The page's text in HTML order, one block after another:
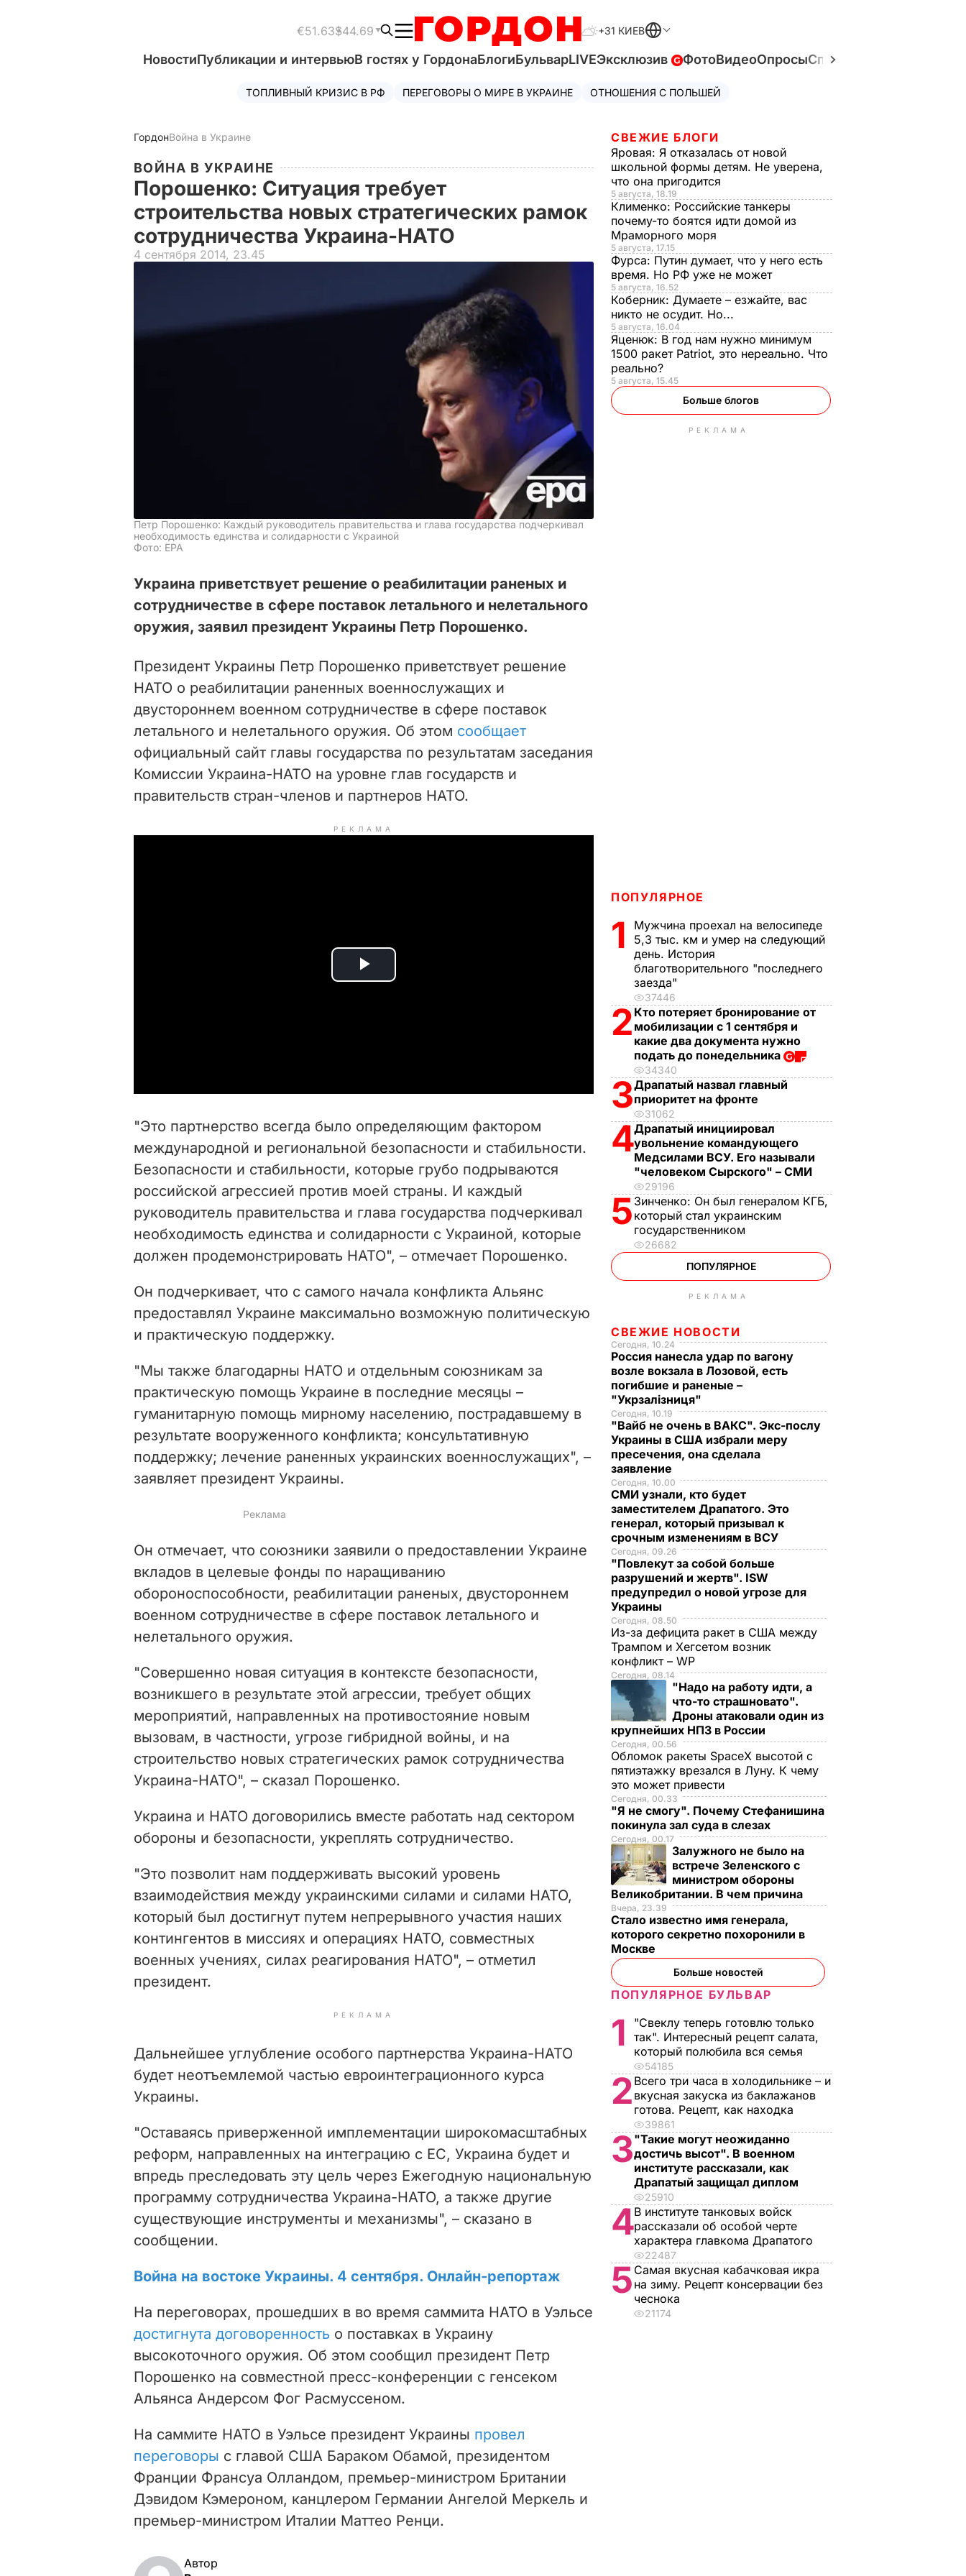
€51.63$44.69 +31 КИЕВ
НовостиПубликации и интервьюВ гостях у ГордонаБлогиБульварLIVEЭксклюзив ФотоВидеоОпросыСпецпроекты
ТОПЛИВНЫЙ КРИЗИС В РФ ПЕРЕГОВОРЫ О МИРЕ В УКРАИНЕ ОТНОШЕНИЯ С ПОЛЬШЕЙ
ГордонВойна в Украине
ВОЙНА В УКРАИНЕ
Порошенко: Ситуация требует
строительства новых стратегических рамок
сотрудничества Украина-НАТО
4 сентября 2014, 23.45
Петр Порошенко: Каждый руководитель правительства и глава государства подчеркивал
необходимость единства и солидарности с Украиной
Фото: EPA
Украина приветствует решение о реабилитации раненых и
сотрудничестве в сфере поставок летального и нелетального
оружия, заявил президент Украины Петр Порошенко.
Президент Украины Петр Порошенко приветствует решение
НАТО о реабилитации раненных военнослужащих и
двустороннем военном сотрудничестве в сфере поставок
летального и нелетального оружия. Об этом сообщает
официальный сайт главы государства по результатам заседания
Комиссии Украина-НАТО на уровне глав государств и
правительств стран-членов и партнеров НАТО.
РЕКЛАМА
P
i
d
e
o
"Это партнерство всегда было определяющим фактором
международной и региональной безопасности и стабильности.
Безопасности и стабильности, которые грубо подрываются
российской агрессией против моей страны. И каждый
руководитель правительства и глава государства подчеркивал
необходимость единства и солидарности с Украиной, которые
должен продемонстрировать НАТО", – отмечает Порошенко.
Он подчеркивает, что с самого начала конфликта Альянс
предоставлял Украине максимально возможную политическую
и практическую поддержку.
"Мы также благодарны НАТО и отдельным союзникам за
практическую помощь Украине в последние месяцы –
гуманитарную помощь мирному населению, пострадавшему в
результате вооруженного конфликта; консультативную
поддержку; лечение раненных украинских военнослужащих", –
заявляет президент Украины.
Он отмечает, что союзники заявили о предоставлении Украине
вкладов в целевые фонды по наращиванию
обороноспособности, реабилитации раненых, двустороннем
военном сотрудничестве в сфере поставок летального и
нелетального оружия.
"Совершенно новая ситуация в контексте безопасности,
возникшего в результате этой агрессии, требует общих
мероприятий, направленных на противостояние новым
вызовам, в частности, угрозе гибридной войны, и на
строительство новых стратегических рамок сотрудничества
Украина-НАТО", – сказал Порошенко.
Украина и НАТО договорились вместе работать над сектором
обороны и безопасности, укреплять сотрудничество.
"Это позволит нам поддерживать высокий уровень
взаимодействия между украинскими силами и силами НАТО,
который был достигнут путем непрерывного участия наших
контингентов в миссиях и операциях НАТО, совместных
военных учениях, силах реагирования НАТО", – отметил
президент.
РЕКЛАМА
Дальнейшее углубление особого партнерства Украина-НАТО
будет неотъемлемой частью евроинтеграционного курса
Украины.
"Оставаясь приверженной имплементации широкомасштабных
реформ, направленных на интеграцию с ЕС, Украина будет и
впредь преследовать эту цель через Ежегодную национальную
программу сотрудничества Украина-НАТО, а также другие
существующие инструменты и механизмы", – сказано в
сообщении.
Война на востоке Украины. 4 сентября. Онлайн-репортаж
На переговорах, прошедших в во время саммита НАТО в Уэльсе
достигнута договоренность о поставках в Украину
высокоточного оружия. Об этом сообщил президент Петр
Порошенко на совместной пресс-конференции с генсеком
Альянса Андерсом Фог Расмуссеном.
На саммите НАТО в Уэльсе президент Украины провел
переговоры с главой США Бараком Обамой, президентом
Франции Франсуа Олландом, премьер-министром Британии
Дэвидом Кэмероном, канцлером Германии Ангелой Меркель и
премьер-министром Италии Маттео Ренци.
Автор
СВЕЖИЕ БЛОГИ
Яровая: Я отказалась от новой
школьной формы детям. Не уверена,
что она пригодится
5 августа, 18.19
Клименко: Российские танкеры
почему-то боятся идти домой из
Мраморного моря
5 августа, 17.15
Фурса: Путин думает, что у него есть
время. Но РФ уже не может
5 августа, 16.52
Коберник: Думаете – езжайте, вас
никто не осудит. Но...
5 августа, 16.04
Яценюк: В год нам нужно минимум
1500 ракет Patriot, это нереально. Что
реально?
5 августа, 15.45
Больше блогов
РЕКЛАМА
ПОПУЛЯРНОЕ
1
Мужчина проехал на велосипеде
5,3 тыс. км и умер на следующий
день. История
благотворительного "последнего
заезда"
37446
2 Кто потеряет бронирование от
мобилизации с 1 сентября и
какие два документа нужно
подать до понедельника
34340
3Драпатый назвал главный
приоритет на фронте
31062
4Драпатый инициировал
увольнение командующего
Медсилами ВСУ. Его называли
"человеком Сырского" – СМИ
29196
5 Зинченко: Он был генералом КГБ,
который стал украинским
государственником
26682
ПОПУЛЯРНОЕ
РЕКЛАМА
СВЕЖИЕ НОВОСТИ
Сегодня, 10.24
Россия нанесла удар по вагону
возле вокзала в Лозовой, есть
погибшие и раненые –
"Укрзалізниця"
Сегодня, 10.19
"Вайб не очень в ВАКС". Экс-послу
Украины в США избрали меру
пресечения, она сделала
заявление
Сегодня, 10.00
СМИ узнали, кто будет
заместителем Драпатого. Это
генерал, который призывал к
срочным изменениям в ВСУ
Сегодня, 09.26
"Повлекут за собой больше
разрушений и жертв". ISW
предупредил о новой угрозе для
Украины
Сегодня, 08.50
Из-за дефицита ракет в США между
Трампом и Хегсетом возник
конфликт – WP
Сегодня, 08.14
"Надо на работу идти, а
что-то страшновато".
Дроны атаковали один из
крупнейших НПЗ в России
Сегодня, 00.56
Обломок ракеты SpaceX высотой с
пятиэтажку врезался в Луну. К чему
это может привести
Сегодня, 00.33
"Я не смогу". Почему Стефанишина
покинула зал суда в слезах
Сегодня, 00.17
Залужного не было на
встрече Зеленского с
министром обороны
Великобритании. В чем причина
Вчера, 23.39
Стало известно имя генерала,
которого секретно похоронили в
Москве
Больше новостей
ПОПУЛЯРНОЕ БУЛЬВАР
1
"Свеклу теперь готовлю только
так". Интересный рецепт салата,
который полюбила вся семья
54185
2 Всего три часа в холодильнике – и
вкусная закуска из баклажанов
готова. Рецепт, как находка
39861
3"Такие могут неожиданно
достичь высот". В военном
институте рассказали, как
Драпатый защищал диплом
25910
4В институте танковых войск
рассказали об особой черте
характера главкома Драпатого
22487
5 Самая вкусная кабачковая икра
на зиму. Рецепт консервации без
чеснока
21174